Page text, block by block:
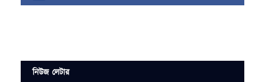
নিউজ লেটার